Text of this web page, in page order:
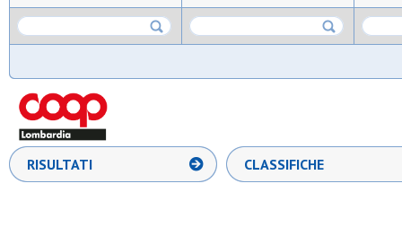
RISULTATI CLASSIFICHE